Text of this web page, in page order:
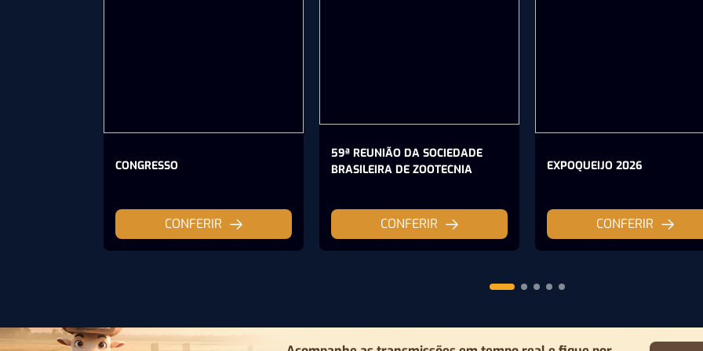
CONGRESSO
CONFERIR
59ª REUNIÃO DA SOCIEDADE
BRASILEIRA DE ZOOTECNIA
CONFERIR
EXPOQUEIJO 2026
CONFERIR